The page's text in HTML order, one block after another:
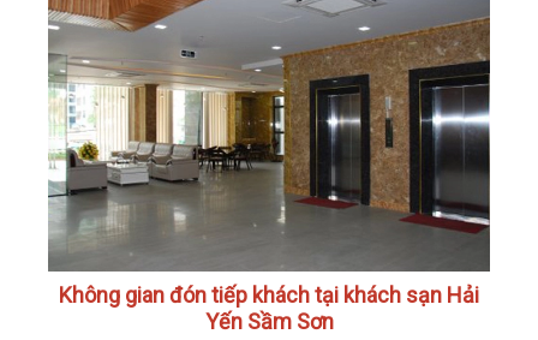
Không gian đón tiếp khách tại khách sạn Hải
Yến Sầm Sơn